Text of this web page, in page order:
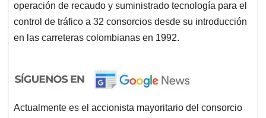
operación de recaudo y suministrado tecnología para el
control de tráfico a 32 consorcios desde su introducción
en las carreteras colombianas en 1992.
Actualmente es el accionista mayoritario del consorcio